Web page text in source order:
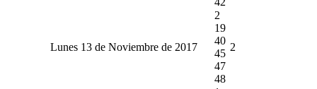
Lunes 13 de Noviembre de 2017
2
19
40
45
47
48
2